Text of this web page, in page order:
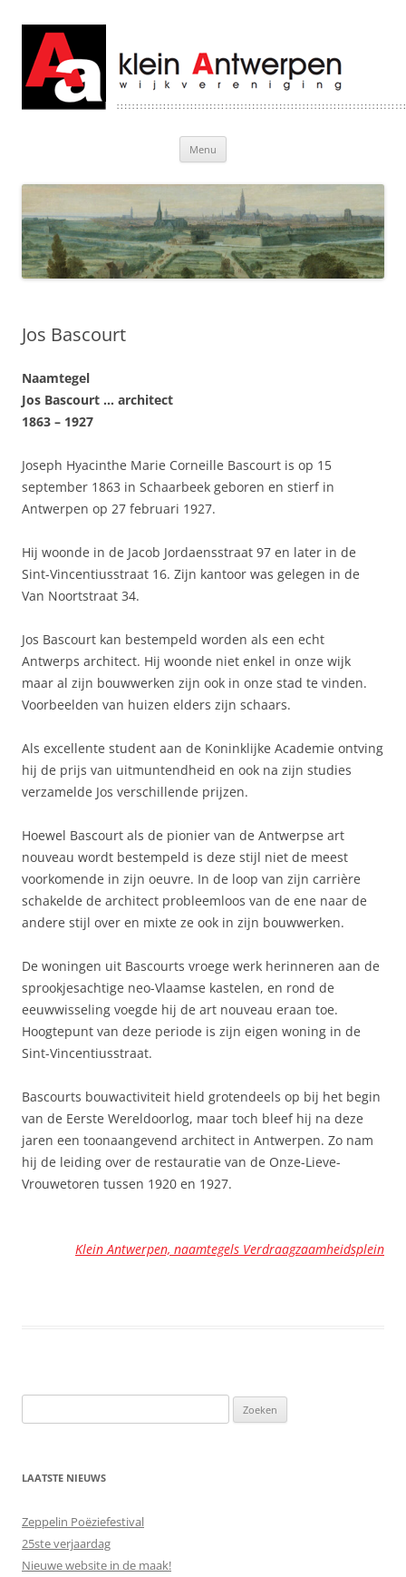
Menu
inhoud
Jos Bascourt
Naamtegel
Jos Bascourt … architect
1863 – 1927
Joseph Hyacinthe Marie Corneille Bascourt is op 15
september 1863 in Schaarbeek geboren en stierf in
Antwerpen op 27 februari 1927.
Hij woonde in de Jacob Jordaensstraat 97 en later in de
Sint-Vincentiusstraat 16. Zijn kantoor was gelegen in de
Van Noortstraat 34.
Jos Bascourt kan bestempeld worden als een echt
Antwerps architect. Hij woonde niet enkel in onze wijk
maar al zijn bouwwerken zijn ook in onze stad te vinden.
Voorbeelden van huizen elders zijn schaars.
Als excellente student aan de Koninklijke Academie ontving
hij de prijs van uitmuntendheid en ook na zijn studies
verzamelde Jos verschillende prijzen.
Hoewel Bascourt als de pionier van de Antwerpse art
nouveau wordt bestempeld is deze stijl niet de meest
voorkomende in zijn oeuvre. In de loop van zijn carrière
schakelde de architect probleemloos van de ene naar de
andere stijl over en mixte ze ook in zijn bouwwerken.
De woningen uit Bascourts vroege werk herinneren aan de
sprookjesachtige neo-Vlaamse kastelen, en rond de
eeuwwisseling voegde hij de art nouveau eraan toe.
Hoogtepunt van deze periode is zijn eigen woning in de
Sint-Vincentiusstraat.
Bascourts bouwactiviteit hield grotendeels op bij het begin
van de Eerste Wereldoorlog, maar toch bleef hij na deze
jaren een toonaangevend architect in Antwerpen. Zo nam
hij de leiding over de restauratie van de Onze-Lieve-
Vrouwetoren tussen 1920 en 1927.
Klein Antwerpen, naamtegels Verdraagzaamheidsplein
LAATSTE NIEUWS
Zeppelin Poëziefestival
25ste verjaardag
Nieuwe website in de maak!